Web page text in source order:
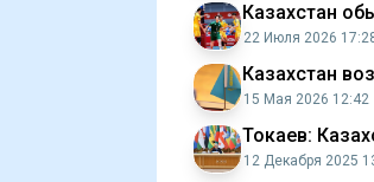
Казахстан
22 Июля 2026
Казахстан
15 Мая 2026 12:42
Токаев:
12 Декабря 2025